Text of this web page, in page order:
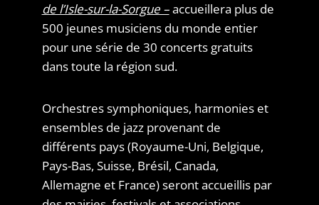
de l’Isle-sur-la-Sorgue –accueillera plus de
500 jeunes musiciens du monde entier
pour une série de 30 concerts gratuits
dans toute la région sud.
Orchestres symphoniques, harmonies et
ensembles de jazz provenant de
différents pays (Royaume-Uni, Belgique,
Pays-Bas, Suisse, Brésil, Canada,
Allemagne et France) seront accueillis par